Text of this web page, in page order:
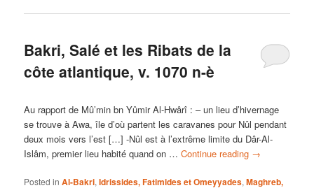
Bakri, Salé et les Ribats de la
côte atlantique, v. 1070 n-è
Au rapport de Mû’min bn Yûmir Al-Hwârî : – un lieu d’hivernage
se trouve à Awa, île d’où partent les caravanes pour Nûl pendant
deux mois vers l’est […] -Nûl est à l’extrême limite du Dâr-Al-
Islâm, premier lieu habité quand on …Continue reading →
Posted in Al-Bakri,Idrissides, Fatimides et Omeyyades,Maghreb,